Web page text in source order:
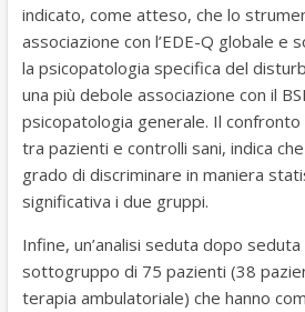
indicato, come atteso, che lo
associazione con l’EDE-Q globale e
la psicopatologia specifica del
una più debole associazione con il
psicopatologia generale. Il confronto
tra pazienti e controlli sani, indica
grado di discriminare in maniera
significativa i due gruppi.
Infine, un’analisi seduta dopo
sottogruppo di 75 pazienti (38
terapia ambulatoriale) che hanno